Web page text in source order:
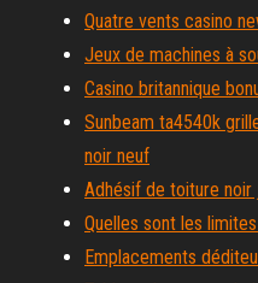
Quatre vents casino
Jeux de machines à
Casino britannique
Sunbeam ta4540k
noir neuf
Adhésif de toiture noir
Quelles sont les
Emplacements